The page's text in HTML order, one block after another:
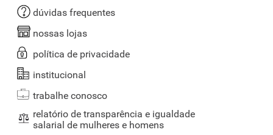
dúvidas frequentes
nossas lojas
política de privacidade
institucional
trabalhe conosco
relatório de transparência e igualdade
salarial de mulheres e homens